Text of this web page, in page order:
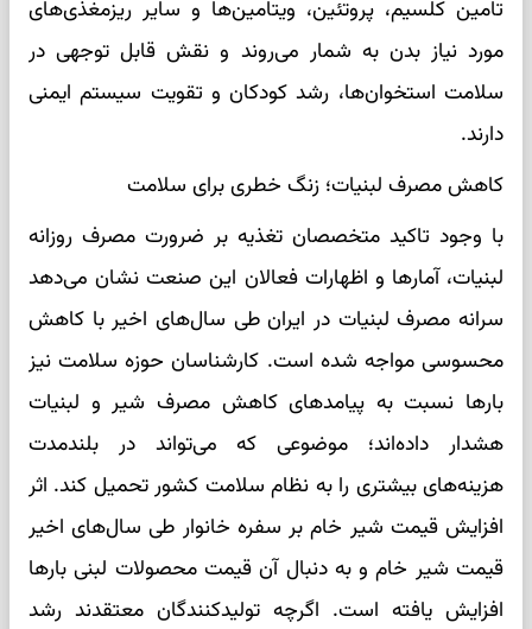
تامین کلسیم، پروتئین، ویتامین‌ها و سایر ریزمغذی‌های
مورد نیاز بدن به شمار می‌روند و نقش قابل توجهی در
سلامت استخوان‌ها، رشد کودکان و تقویت سیستم ایمنی
دارند.
کاهش مصرف لبنیات؛ زنگ خطری برای سلامت
با وجود تاکید متخصصان تغذیه بر ضرورت مصرف روزانه
لبنیات، آمارها و اظهارات فعالان این صنعت نشان می‌دهد
سرانه مصرف لبنیات در ایران طی سال‌های اخیر با کاهش
محسوسی مواجه شده است. کارشناسان حوزه سلامت نیز
بارها نسبت به پیامدهای کاهش مصرف شیر و لبنیات
هشدار داده‌اند؛ موضوعی که می‌تواند در بلندمدت
هزینه‌های بیشتری را به نظام سلامت کشور تحمیل کند. اثر
افزایش قیمت شیر خام بر سفره خانوار طی سال‌های اخیر
قیمت شیر خام و به دنبال آن قیمت محصولات لبنی بارها
افزایش یافته است. اگرچه تولیدکنندگان معتقدند رشد